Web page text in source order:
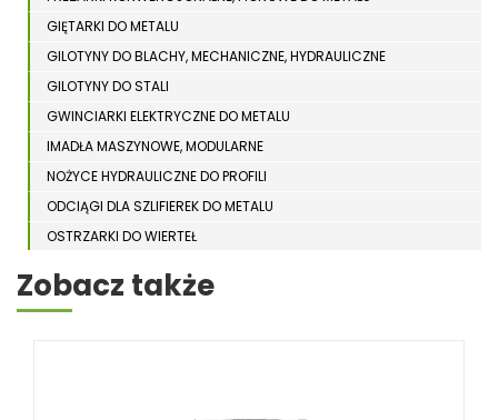
GIĘTARKI DO METALU
GILOTYNY DO BLACHY, MECHANICZNE, HYDRAULICZNE
GILOTYNY DO STALI
GWINCIARKI ELEKTRYCZNE DO METALU
IMADŁA MASZYNOWE, MODULARNE
NOŻYCE HYDRAULICZNE DO PROFILI
ODCIĄGI DLA SZLIFIEREK DO METALU
OSTRZARKI DO WIERTEŁ
PIŁY TAŚMOWE DO METALU
Zobacz także